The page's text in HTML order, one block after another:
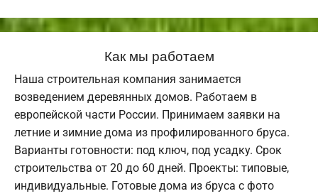
Как мы работаем
Наша строительная компания занимается
возведением деревянных домов. Работаем в
европейской части России. Принимаем заявки на
летние и зимние дома из профилированного бруса.
Варианты готовности: под ключ, под усадку. Срок
строительства от 20 до 60 дней. Проекты: типовые,
индивидуальные. Готовые дома из бруса с фото